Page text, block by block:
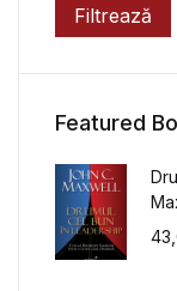
Preț minim
Preț maxim
Filtrează
Featured